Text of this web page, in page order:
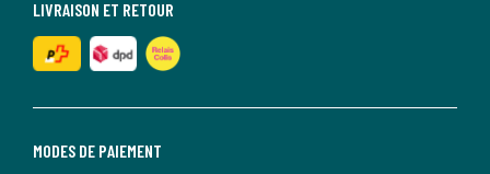
MODES DE PAIEMENT
LIVRAISON ET RETOUR